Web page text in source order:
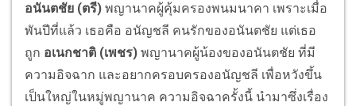
อนันตชัย (ตรี) พญานาคผู้คุ้มครองพนมนาคา เพราะเมื่อ
พันปีที่แล้ว เธอคือ อนัญชลี คนรักของอนันตชัย แต่เธอ
ถูก อเนกชาติ (เพชร) พญานาคผู้น้องของอนันตชัย ที่มี
ความอิจฉาก และอยากครอบครองอนัญชลี เพื่อหวังขึ้น
เป็นใหญ่ในหมู่พญานาค ความอิจฉาครั้งนี้ นำมาซึ่งเรื่อง